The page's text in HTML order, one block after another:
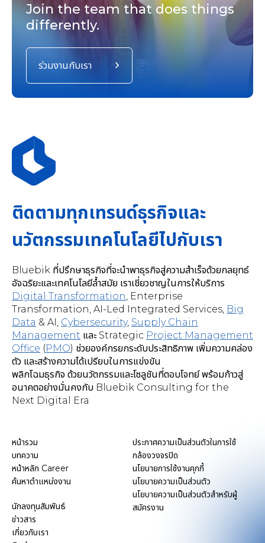
Join the team that does things
differently.
ร่วมงานกับเรา
ติดตามทุกเทรนด์ธุรกิจและ
นวัตกรรมเทคโนโลยีไปกับเรา
Bluebik ที่ปรึกษาธุรกิจที่จะนำพาธุรกิจสู่ความสำเร็จด้วยกลยุทธ์
อัจฉริยะและเทคโนโลยีล้ำสมัย เราเชี่ยวชาญในการให้บริการ
Digital Transformation Enterprise
Transformation, AI-Led Integrated Services Big
Data & AI, Cybersecurity, Supply Chain
Management และ Strategic Project Management
Office (PMO) ช่วยองค์กรยกระดับประสิทธิภาพ เพิ่มความคล่อง
ตัว และสร้างความได้เปรียบในการแข่งขัน
พลิกโฉมธุรกิจ ด้วยนวัตกรรมและโซลูชันที่ตอบโจทย์ พร้อมก้าวสู่
อนาคตอย่างมั่นคงกับ Bluebik Consulting for the
Next Digital Era
หน้ารวม
บทความ
หน้าหลัก Career
ค้นหาตำแหน่งงาน
นักลงทุนสัมพันธ์
ข่าวสาร
เกี่ยวกับเรา
ประกาศความเป็นส่วนตัวในการใช้
กล้องวงจรปิด
นโยบายการใช้งานคุกกี้
นโยบายความเป็นส่วนตัว
นโยบายความเป็นส่วนตัวสำหรับผู้
สมัครงาน